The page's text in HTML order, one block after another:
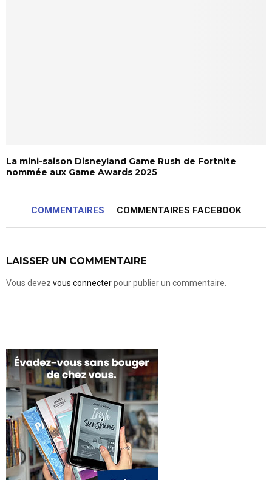
La mini-saison Disneyland Game Rush de Fortnite
nommée aux Game Awards 2025
COMMENTAIRES COMMENTAIRES FACEBOOK
LAISSER UN COMMENTAIRE
Vous devez vous connecterpour publier un commentaire.